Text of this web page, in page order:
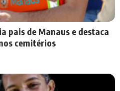
pais de Manaus e destaca
cemitérios